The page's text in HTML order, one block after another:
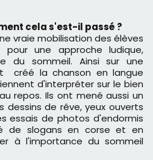
cela s'est-il passé ?
vraie mobilisation des élèves
une approche ludique,
du sommeil. Ainsi sur une
créé la chanson en langue
d'interpréter sur le bien
repos. ­Ils ont mené aussi un
dessins de rêve, yeux ouverts
essais de photos d'endormis
de slogans en corse et en
à l'importance du sommeil